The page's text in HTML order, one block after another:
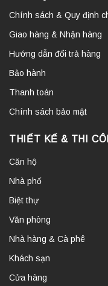
Chính sách & Quy định
Giao hàng & Nhận hàng
Hướng dẫn đổi trả hàng
Bảo hành
Thanh toán
Chính sách bảo mật
THIẾT KẾ & THI
Căn hộ
Nhà phố
Biệt thự
Văn phòng
Nhà hàng & Cà phê
Khách sạn
Cửa hàng